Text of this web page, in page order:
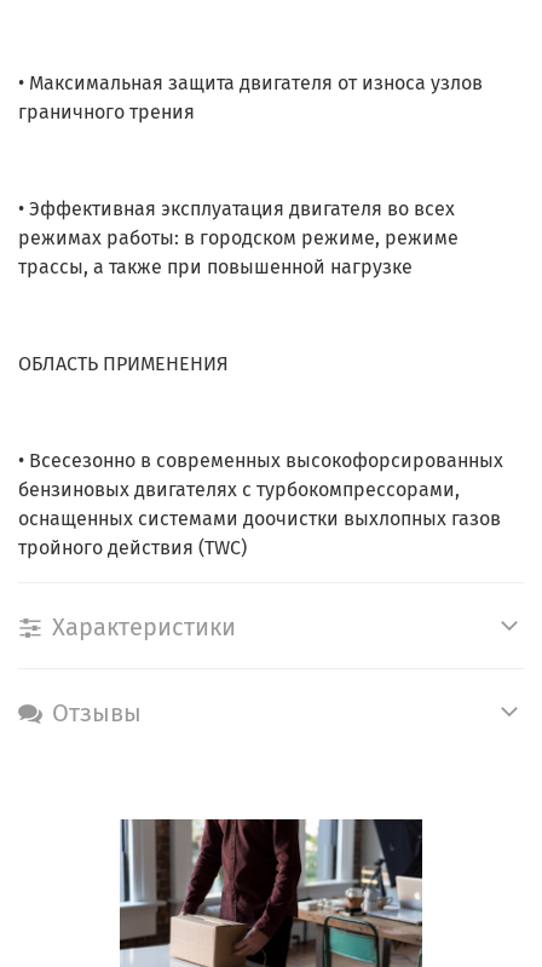
• Максимальная защита двигателя от износа узлов
граничного трения
• Эффективная эксплуатация двигателя во всех
режимах работы: в городском режиме, режиме
трассы, а также при повышенной нагрузке
ОБЛАСТЬ ПРИМЕНЕНИЯ
• Всесезонно в современных высокофорсированных
бензиновых двигателях с турбокомпрессорами,
оснащенных системами доочистки выхлопных газов
тройного действия (TWC)
Характеристики
Отзывы